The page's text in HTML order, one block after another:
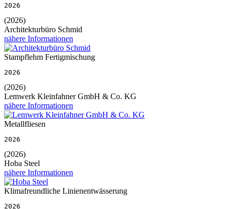
2026
(2026)
Architekturbüro Schmid
nähere Informationen
Stampflehm Fertigmischung
2026
(2026)
Lemwerk Kleinfahner GmbH & Co. KG
nähere Informationen
Metallfliesen
2026
(2026)
Hoba Steel
nähere Informationen
Klimafreundliche Linienentwässerung
2026